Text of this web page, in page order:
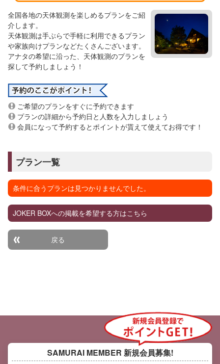
全国各地の天体観測を楽しめるプランをご紹
介します。
天体観測は手ぶらで手軽に利用できるプラン
や家族向けプランなどたくさんございます。
アナタの希望に沿った、天体観測のプランを
探して予約しましょう！
ご希望のプランをすぐに予約できます
プランの詳細から予約日と人数を入力しましょう
会員になって予約するとポイントが貰えて使えてお得です！
プラン一覧
条件に合うプランは見つかりませんでした。
JOKER BOXへの掲載を希望する方はこちら
戻る
SAMURAI MEMBER 新規会員募集!